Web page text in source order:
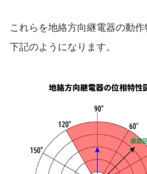
これらを地絡方向継電器の動作
下記のようになります。